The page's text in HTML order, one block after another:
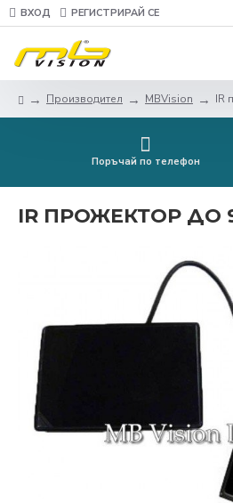
ВХОД РЕГИСТРИРАЙ СЕ
Производител MBVision IR
Поръчай по телефон
IR ПРОЖЕКТОР ДО